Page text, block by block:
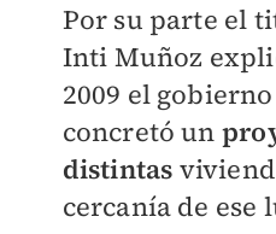
Por su parte el
Inti Muñoz
2009 el
concretó un
distintas
cercanía de ese